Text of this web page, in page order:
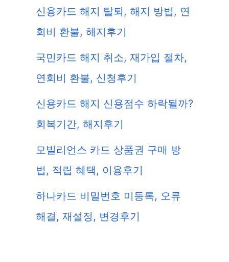
신용카드 해지 탈퇴, 해지 방법, 연
회비 환불, 해지후기
국민카드 해지 취소, 재가입 절차,
연회비 환불, 신청후기
신용카드 해지 신용점수 하락될까?
회복기간, 해지후기
모빌리언스 카드 상품권 구매 방
법, 적립 혜택, 이용후기
하나카드 비밀번호 미등록, 오류
해결, 재설정, 변경후기